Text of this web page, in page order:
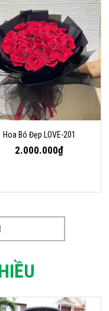
Hoa Bó Đẹp LOVE-201
2.000.000₫